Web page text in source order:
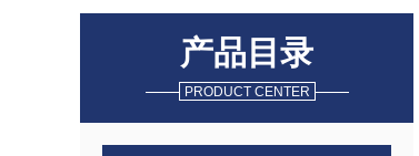
产品目录
PRODUCT CENTER